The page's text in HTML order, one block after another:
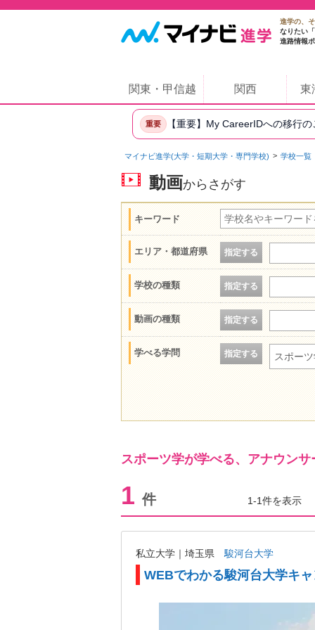
進学の、
なりたい
進路情報
関東・甲信越 関西 東
重要 【重要】My CareerIDへの移行
マイナビ進学(大学・短期大学・専門学校) 学校一覧
動画からさがす
キーワード
エリア・都道府県 指定する
学校の種類 指定する
動画の種類 指定する
学べる学問 指定する スポー
スポーツ学が学べる、アナウン
1 件 1-1件を表示
私立大学｜埼玉県 駿河台大学
WEBでわかる駿河台大学キ